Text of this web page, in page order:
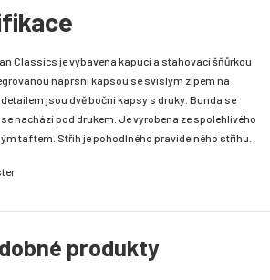
Classics je vybavena kapucí a stahovací šňůrkou
náprsní kapsou se svislým zipem na
jsou dvě boční kapsy s druky. Bunda se
nachází pod drukem. Je vyrobena ze spolehlivého
taftem. Střih je pohodlného pravidelného střihu.
produkty